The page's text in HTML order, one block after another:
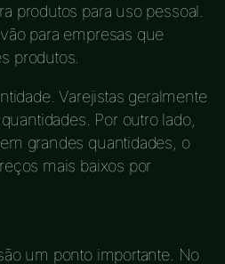
produtos para uso pessoal.
para empresas que
produtos.
Varejistas geralmente
Por outro lado,
grandes quantidades, o
mais baixos por
um ponto importante. No